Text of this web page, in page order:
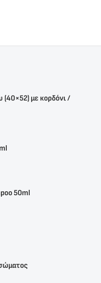
(40×52) με κορδόνι /
50ml